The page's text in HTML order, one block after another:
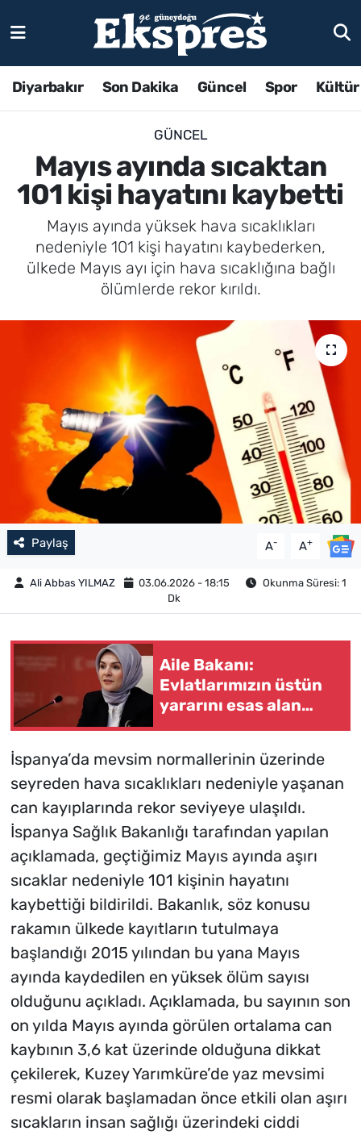
Diyarbakır Son Dakika Güncel Spor
GÜNCEL
Mayıs ayında sıcaktan
101 kişi hayatını kaybetti
Mayıs ayında yüksek hava sıcaklıkları
nedeniyle 101 kişi hayatını kaybederken,
ülkede Mayıs ayı için hava sıcaklığına bağlı
ölümlerde rekor kırıldı.
Paylaş A- A+
Ali Abbas YILMAZ 03.06.2026 - 18:15
Okunma Süresi: 1
Dk
Aile Bakanı:
Evlatlarımızın üstün
yararını esas alan
kavuşturuyoruz
İspanya’da mevsim normallerinin üzerinde
seyreden hava sıcaklıkları nedeniyle yaşanan
can kayıplarında rekor seviyeye ulaşıldı.
İspanya Sağlık Bakanlığı tarafından yapılan
açıklamada, geçtiğimiz Mayıs ayında aşırı
sıcaklar nedeniyle 101 kişinin hayatını
kaybettiği bildirildi. Bakanlık, söz konusu
rakamın ülkede kayıtların tutulmaya
başlandığı 2015 yılından bu yana Mayıs
ayında kaydedilen en yüksek ölüm sayısı
olduğunu açıkladı. Açıklamada, bu sayının son
on yılda Mayıs ayında görülen ortalama can
kaybının 3,6 kat üzerinde olduğuna dikkat
çekilerek, Kuzey Yarımküre’de yaz mevsimi
resmi olarak başlamadan önce etkili olan aşırı
sıcakların insan sağlığı üzerindeki ciddi